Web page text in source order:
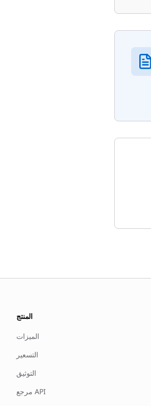
المنتج
الميزات
التسعير
التوثيق
مرجع API